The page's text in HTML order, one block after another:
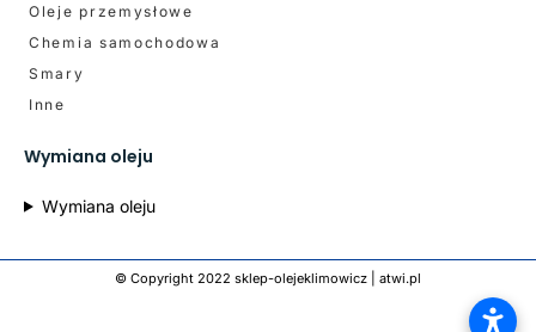
Oleje przemysłowe
Chemia samochodowa
Smary
Inne
Wymiana oleju
Wymiana oleju
© Copyright 2022 sklep-olejeklimowicz | atwi.pl